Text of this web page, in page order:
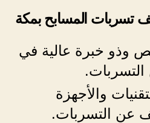
تسربات المسابح بمكة
وذو خبرة عالية في
والأجهزة
عن التسربات.